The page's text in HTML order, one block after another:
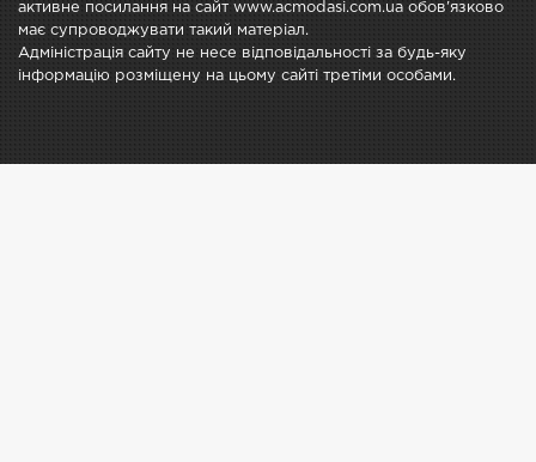
активне посилання на сайт www.acmodasi.com.ua обов'язково
має супроводжувати такий матеріал.
Адміністрація сайту не несе відповідальності за будь-яку
інформацію розміщену на цьому сайті третіми особами.